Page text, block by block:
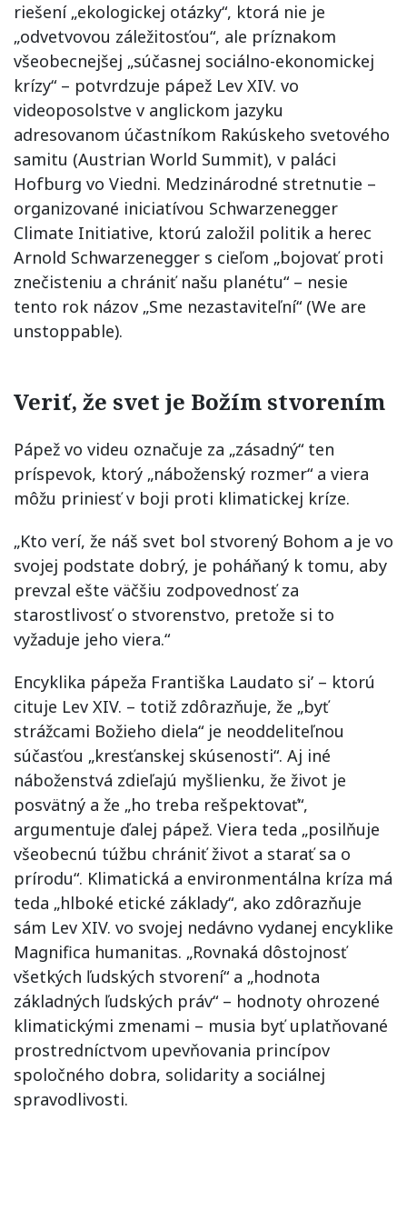
riešení „ekologickej otázky“, ktorá nie je
„odvetvovou záležitosťou“, ale príznakom
všeobecnejšej „súčasnej sociálno-ekonomickej
krízy“ – potvrdzuje pápež Lev XIV. vo
videoposolstve v anglickom jazyku
adresovanom účastníkom Rakúskeho svetového
samitu (Austrian World Summit), v paláci
Hofburg vo Viedni. Medzinárodné stretnutie –
organizované iniciatívou Schwarzenegger
Climate Initiative, ktorú založil politik a herec
Arnold Schwarzenegger s cieľom „bojovať proti
znečisteniu a chrániť našu planétu“ – nesie
tento rok názov „Sme nezastaviteľní“ (We are
unstoppable).
Veriť, že svet je Božím stvorením
Pápež vo videu označuje za „zásadný“ ten
príspevok, ktorý „náboženský rozmer“ a viera
môžu priniesť v boji proti klimatickej kríze.
„Kto verí, že náš svet bol stvorený Bohom a je vo
svojej podstate dobrý, je poháňaný k tomu, aby
prevzal ešte väčšiu zodpovednosť za
starostlivosť o stvorenstvo, pretože si to
vyžaduje jeho viera.“
Encyklika pápeža Františka Laudato si’ – ktorú
cituje Lev XIV. – totiž zdôrazňuje, že „byť
strážcami Božieho diela“ je neoddeliteľnou
súčasťou „kresťanskej skúsenosti“. Aj iné
náboženstvá zdieľajú myšlienku, že život je
posvätný a že „ho treba rešpektovať“,
argumentuje ďalej pápež. Viera teda „posilňuje
všeobecnú túžbu chrániť život a starať sa o
prírodu“. Klimatická a environmentálna kríza má
teda „hlboké etické základy“, ako zdôrazňuje
sám Lev XIV. vo svojej nedávno vydanej encyklike
Magnifica humanitas. „Rovnaká dôstojnosť
všetkých ľudských stvorení“ a „hodnota
základných ľudských práv“ – hodnoty ohrozené
klimatickými zmenami – musia byť uplatňované
prostredníctvom upevňovania princípov
spoločného dobra, solidarity a sociálnej
spravodlivosti.